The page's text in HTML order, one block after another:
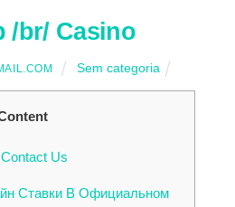
/br/ Casino
Sem categoria
Contact Us
Ставки В Официальном